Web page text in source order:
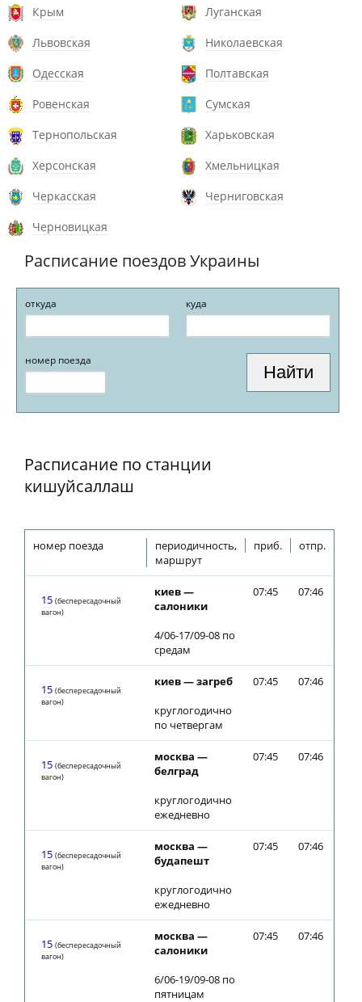
Крым
Луганская
Львовская
Николаевская
Одесская
Полтавская
Ровенская
Сумская
Тернопольская
Харьковская
Херсонская
Хмельницкая
Черкасская
Черниговская
Черновицкая
Расписание поездов Украины
откуда куда
номер поезда
Расписание по станции
кишуйсаллаш
номер поезда
периодичность,
маршрут
приб. отпр.
15 (беспересадочный
вагон)
киев —
салоники
4/06-17/09-08 по
средам
07:45 07:46
15 (беспересадочный
вагон)
киев — загреб
круглогодично
по четвергам
07:45 07:46
15 (беспересадочный
вагон)
москва —
белград
круглогодично
ежедневно
07:45 07:46
15 (беспересадочный
вагон)
москва —
будапешт
круглогодично
ежедневно
07:45 07:46
15 (беспересадочный
вагон)
москва —
салоники
6/06-19/09-08 по
пятницам
07:45 07:46